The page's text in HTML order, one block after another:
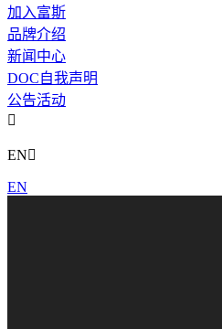
加入富斯
品牌介绍
新闻中心
DOC自我声明
公告活动

EN
EN